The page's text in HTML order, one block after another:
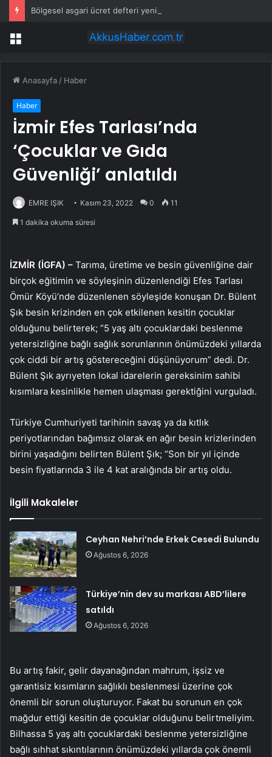
Bölgesel asgari ücret defteri yeniden açıldı
Menü
Anasayfa / Haber
Haber
İzmir Efes Tarlası’nda
‘Çocuklar ve Gıda
Güvenliği’ anlatıldı
EMRE IŞIK Kasım 23, 2022 0 11
1 dakika okuma süresi
İZMİR (İGFA) – Tarıma, üretime ve besin güvenliğine dair
birçok eğitimin ve söyleşinin düzenlendiği Efes Tarlası
Ömür Köyü’nde düzenlenen söyleşide konuşan Dr. Bülent
Şık besin krizinden en çok etkilenen kesitin çocuklar
olduğunu belirterek; “5 yaş altı çocuklardaki beslenme
yetersizliğine bağlı sağlık sorunlarının önümüzdeki yıllarda
çok ciddi bir artış göstereceğini düşünüyorum” dedi. Dr.
Bülent Şık ayrıyeten lokal idarelerin gereksinim sahibi
kısımlara kesinlikle hemen ulaşması gerektiğini vurguladı.
Türkiye Cumhuriyeti tarihinin savaş ya da kıtlık
periyotlarından bağımsız olarak en ağır besin krizlerinden
birini yaşadığını belirten Bülent Şık; “Son bir yıl içinde
besin fiyatlarında 3 ile 4 kat aralığında bir artış oldu.
İlgili Makaleler
Ceyhan Nehri’nde Erkek Cesedi Bulundu
Ağustos 6, 2026
Türkiye’nin dev su markası ABD’lilere
satıldı
Ağustos 6, 2026
Bu artış fakir, gelir dayanağından mahrum, işsiz ve
garantisiz kısımların sağlıklı beslenmesi üzerine çok
önemli bir sorun oluşturuyor. Fakat bu sorunun en çok
mağdur ettiği kesitin de çocuklar olduğunu belirtmeliyim.
Bilhassa 5 yaş altı çocuklardaki beslenme yetersizliğine
bağlı sıhhat sıkıntılarının önümüzdeki yıllarda çok önemli